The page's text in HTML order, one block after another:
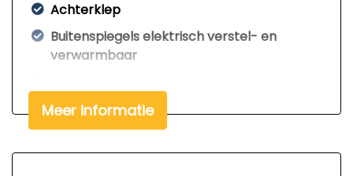
Achterklep
Buitenspiegels elektrisch verstel- en
verwarmbaar
afstandsbediening
Zijschuifdeur rechts
Meer informatie